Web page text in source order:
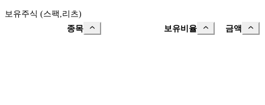
보유주식 (스팩,리츠)
종목
보유비율 금액